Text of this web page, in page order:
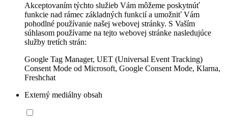
Akceptovaním týchto služieb Vám môžeme poskytnúť
funkcie nad rámec základných funkcií a umožniť Vám
pohodlné používanie našej webovej stránky. S Vaším
súhlasom používame na tejto webovej stránke nasledujúce
služby tretích strán:
Google Tag Manager, UET (Universal Event Tracking)
Consent Mode od Microsoft, Google Consent Mode, Klarna,
Freshchat
Externý mediálny obsah